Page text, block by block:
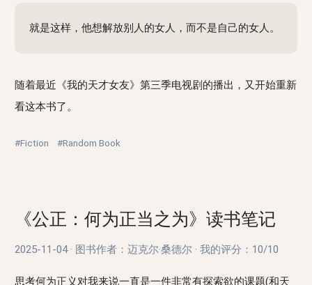
就是这样，他想解放别人的女人，而不是自己的女人。
随着最近《我的天才女友》第三季电视剧的播出，又开始重新
看这本书了。
#Fiction #Random Book
《公正：何为正当之为》读书笔记
2025-11-04· 图书作者：迈克尔·桑德尔 · 我的评分： 10/10
思考何为正义对我来说一直是一件非常有探索欲的课题(和天